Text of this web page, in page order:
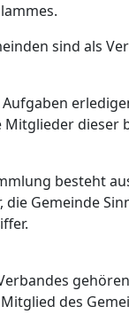
sind als
Mitglieder dieser
besteht
die Gemeinde
des